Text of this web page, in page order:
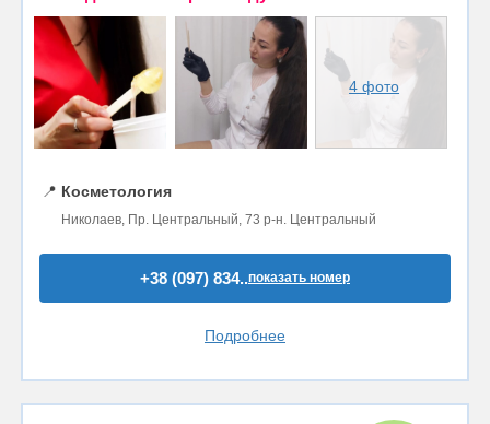
4 фото
📍 Косметология
Николаев, Пр. Центральный, 73 р-н. Центральный
+38 (097) 834..показать номер
Подробнее